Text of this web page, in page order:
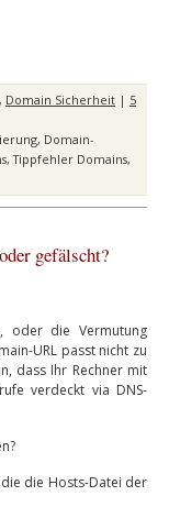
, Domain Sicherheit | 5
, Domain-
,Tippfehler Domains,
gefälscht?
oder die Vermutung
URL passt nicht zu
dass Ihr Rechner mit
verdeckt via DNS-
die Hosts-Datei der